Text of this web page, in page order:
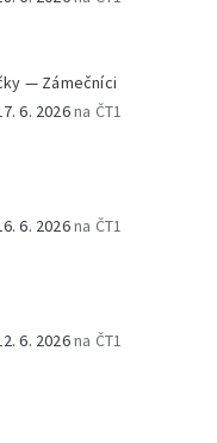
— Zámečníci
6. 2026na ČT1
6. 2026na ČT1
6. 2026na ČT1